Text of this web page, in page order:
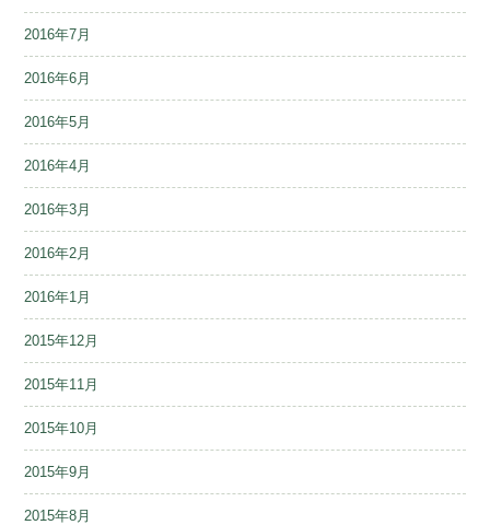
2016年7月
2016年6月
2016年5月
2016年4月
2016年3月
2016年2月
2016年1月
2015年12月
2015年11月
2015年10月
2015年9月
2015年8月